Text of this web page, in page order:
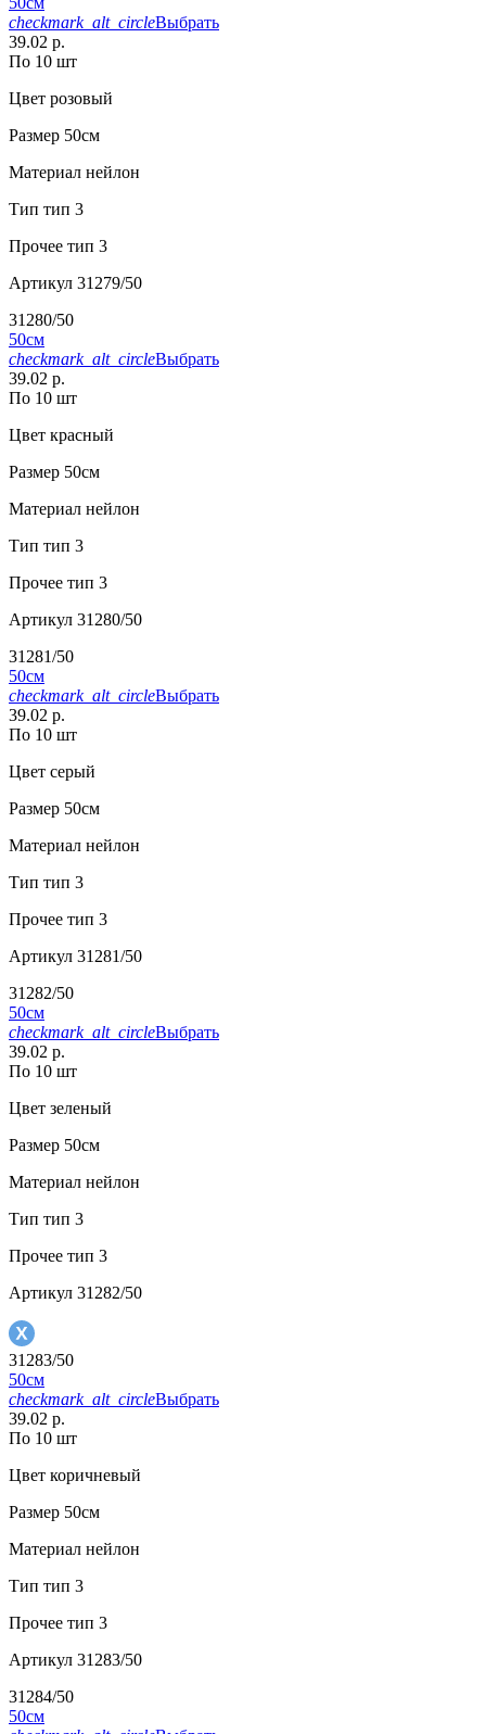
checkmark_alt_circleВыбрать
39.02 р.
По 10 шт
Цвет розовый
Размер 50см
Материал нейлон
Тип тип 3
Прочее тип 3
Артикул 31279/50
31280/50
50см
checkmark_alt_circleВыбрать
39.02 р.
По 10 шт
Цвет красный
Размер 50см
Материал нейлон
Тип тип 3
Прочее тип 3
Артикул 31280/50
31281/50
50см
checkmark_alt_circleВыбрать
39.02 р.
По 10 шт
Цвет серый
Размер 50см
Материал нейлон
Тип тип 3
Прочее тип 3
Артикул 31281/50
31282/50
50см
checkmark_alt_circleВыбрать
39.02 р.
По 10 шт
Цвет зеленый
Размер 50см
Материал нейлон
Тип тип 3
Прочее тип 3
Артикул 31282/50
31283/50
50см
checkmark_alt_circleВыбрать
39.02 р.
По 10 шт
Цвет коричневый
Размер 50см
Материал нейлон
Тип тип 3
Прочее тип 3
Артикул 31283/50
31284/50
50см